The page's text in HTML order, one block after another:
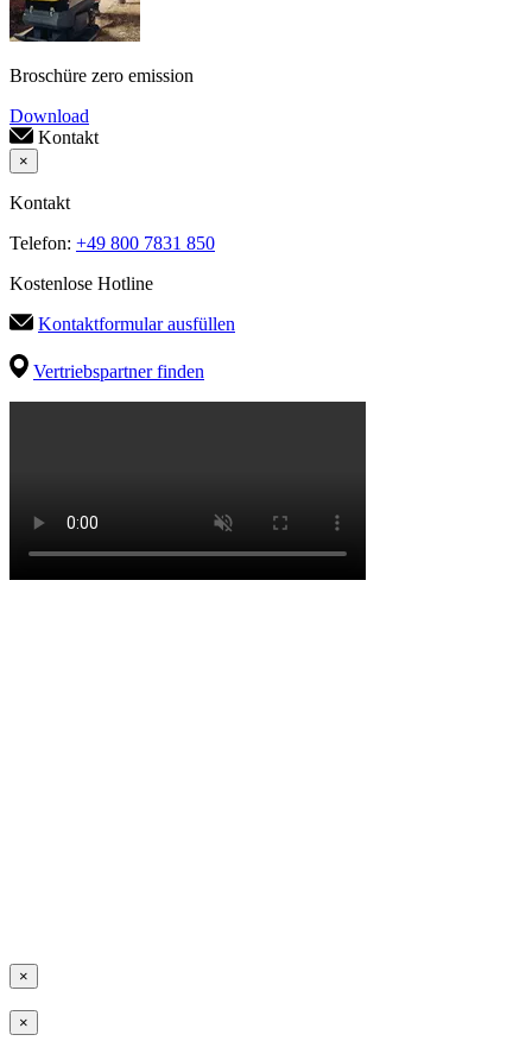
Broschüre zero emission
Download
Kontakt
×
Kontakt
Telefon: +49 800 7831 850
Kostenlose Hotline
Kontaktformular ausfüllen
Vertriebspartner finden
×
×